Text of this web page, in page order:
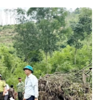
Quốc Tử Giám
đa chất liệu